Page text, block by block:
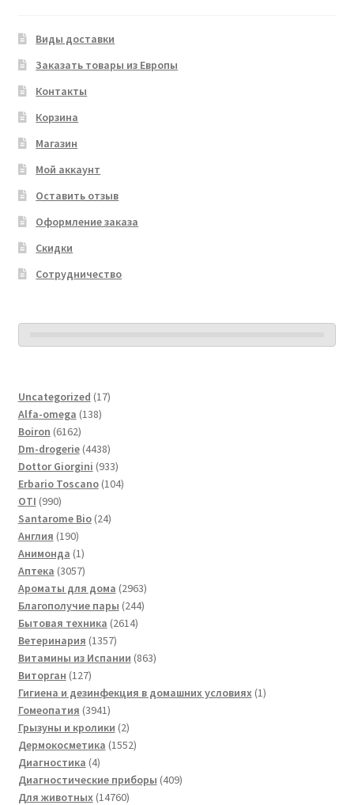
Виды доставки
Заказать товары из Европы
Контакты
Корзина
Магазин
Мой аккаунт
Оставить отзыв
Оформление заказа
Скидки
Сотрудничество
Uncategorized 1717
Alfa-omega 138138
Boiron 61626162
товара
Dm-drogerie 44384438
товаров
Dottor Giorgini 933933
товара
Erbario Toscano 104104
OTI 990990
товаров
Santarome Bio 2424
Англия 190190
товаров
Анимонда 11
товар
Аптека 30573057
товаров
Ароматы для дома 29632963
товара
Благополучие пары 244244
Бытовая техника 26142614
Ветеринария 13571357
товаров
Витамины из Испании 863863
Виторган 127127
товаров
Гигиена и дезинфекция в домашних условиях 11
Гомеопатия 39413941
товар
Грызуны и кролики 22
товара
Дермокосметика 15521552
Диагностика 44
товара
Диагностические приборы 409409
Для животных 1476014760